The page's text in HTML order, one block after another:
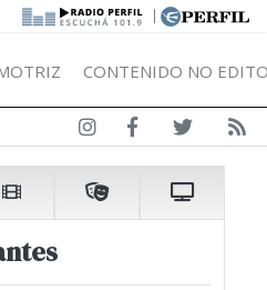
|
CONTENIDO NO